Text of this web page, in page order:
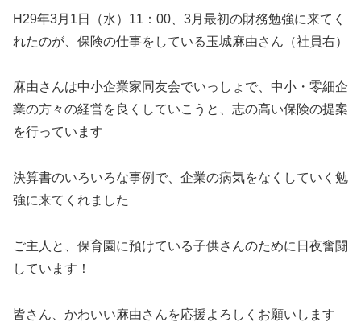
H29年3月1日（水）11：00、3月最初の財務勉強に来てく
れたのが、保険の仕事をしている玉城麻由さん（社員右）
麻由さんは中小企業家同友会でいっしょで、中小・零細企
業の方々の経営を良くしていこうと、志の高い保険の提案
を行っています
決算書のいろいろな事例で、企業の病気をなくしていく勉
強に来てくれました
ご主人と、保育園に預けている子供さんのために日夜奮闘
しています！
皆さん、かわいい麻由さんを応援よろしくお願いします